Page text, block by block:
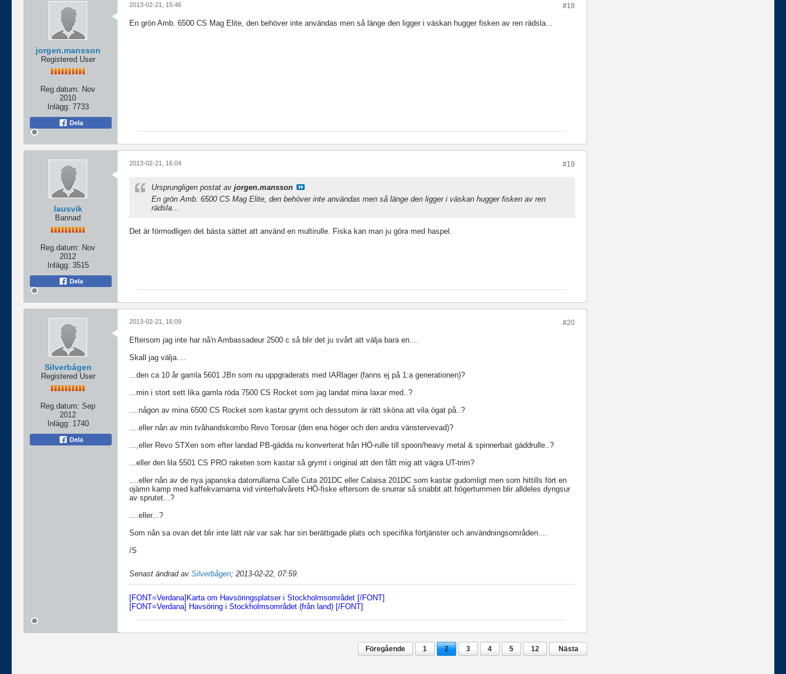
jorgen.mansson
Registered User
Reg.datum: Nov
2010
Inlägg: 7733
Dela
#18
2013-02-21, 15:46
En grön Amb. 6500 CS Mag Elite, den behöver inte användas men så länge den ligger i väskan hugger fisken av ren rädsla...
lausvik
Bannad
Reg.datum: Nov
2012
Inlägg: 3515
Dela
#19
2013-02-21, 16:04
Ursprungligen postat av jorgen.mansson
En grön Amb. 6500 CS Mag Elite, den behöver inte användas men så länge den ligger i väskan hugger fisken av ren
rädsla...
Det är förmodligen det bästa sättet att använd en multirulle. Fiska kan man ju göra med haspel.
Silverbågen
Registered User
Reg.datum: Sep
2012
Inlägg: 1740
Dela
#20
2013-02-21, 16:09
Eftersom jag inte har nå'n Ambassadeur 2500 c så blir det ju svårt att välja bara en....
Skall jag välja....
...den ca 10 år gamla 5601 JBn som nu uppgraderats med IARlager (fanns ej på 1:a generationen)?
...min i stort sett lika gamla röda 7500 CS Rocket som jag landat mina laxar med..?
....någon av mina 6500 CS Rocket som kastar grymt och dessutom är rätt sköna att vila ögat på..?
....eller nån av min tvåhandskombo Revo Torosar (den ena höger och den andra vänstervevad)?
...,eller Revo STXen som efter landad PB-gädda nu konverterat från HÖ-rulle till spoon/heavy metal & spinnerbait gäddrulle..?
...eller den lila 5501 CS PRO raketen som kastar så grymt i original att den fått mig att vägra UT-trim?
....eller nån av de nya japanska datorrullarna Calle Cuta 201DC eller Calaisa 201DC som kastar gudomligt men som hittills fört en
ojämn kamp med kaffekvarnarna vid vinterhalvårets HÖ-fiske eftersom de snurrar så snabbt att högertummen blir alldeles dyngsur
av sprutet...?
....eller...?
Som nån sa ovan det blir inte lätt när var sak har sin berättigade plats och specifika förtjänster och användningsområden....
/S
Senast ändrad av Silverbågen; 2013-02-22, 07:59.
[FONT=Verdana]Karta om Havsöringsplatser i Stockholmsområdet [/FONT]
[FONT=Verdana] Havsöring i Stockholmsområdet (från land) [/FONT]
Föregående 1 2 3 4 5 12 Nästa